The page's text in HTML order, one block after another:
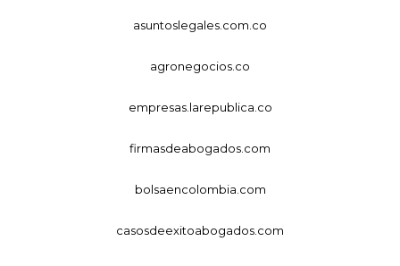
asuntoslegales.com.co
agronegocios.co
empresas.larepublica.co
firmasdeabogados.com
bolsaencolombia.com
casosdeexitoabogados.com